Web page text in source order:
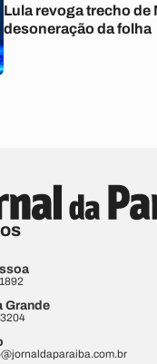
Lula revoga trecho de
desoneração da folha
Grande